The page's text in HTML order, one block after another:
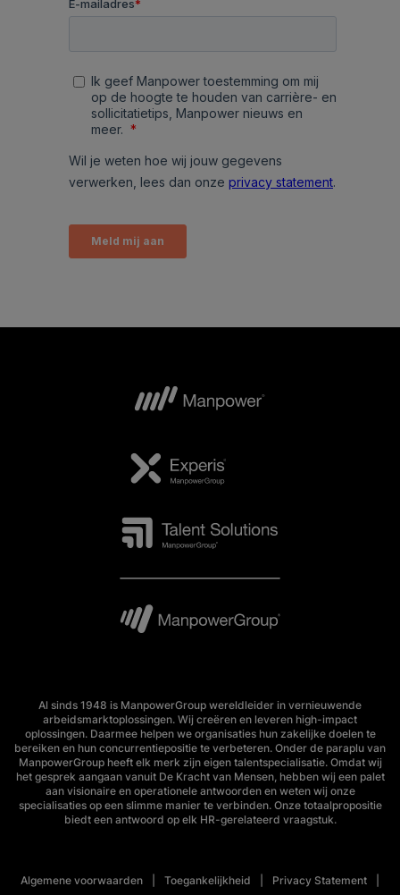
Al sinds 1948 is ManpowerGroup wereldleider in vernieuwende
arbeidsmarktoplossingen. Wij creëren en leveren high-impact
oplossingen. Daarmee helpen we organisaties hun zakelijke doelen te
bereiken en hun concurrentiepositie te verbeteren. Onder de paraplu van
ManpowerGroup heeft elk merk zijn eigen talentspecialisatie. Omdat wij
het gesprek aangaan vanuit De Kracht van Mensen, hebben wij een palet
aan visionaire en operationele antwoorden en weten wij onze
specialisaties op een slimme manier te verbinden. Onze totaalpropositie
biedt een antwoord op elk HR-gerelateerd vraagstuk.
Algemene voorwaarden Toegankelijkheid Privacy Statement